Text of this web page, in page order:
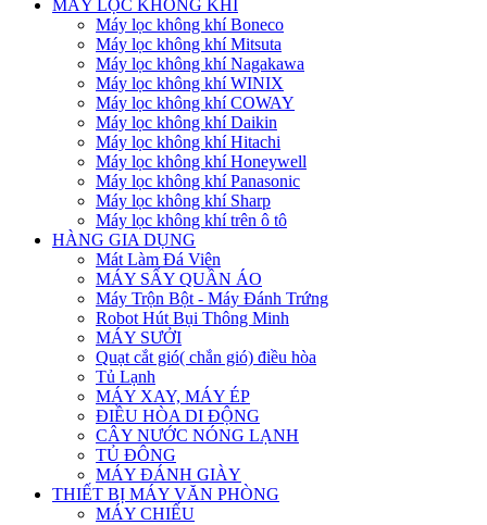
MÁY LỌC KHÔNG KHÍ
Máy lọc không khí Boneco
Máy lọc không khí Mitsuta
Máy lọc không khí Nagakawa
Máy lọc không khí WINIX
Máy lọc không khí COWAY
Máy lọc không khí Daikin
Máy lọc không khí Hitachi
Máy lọc không khí Honeywell
Máy lọc không khí Panasonic
Máy lọc không khí Sharp
Máy lọc không khí trên ô tô
HÀNG GIA DỤNG
Mát Làm Đá Viên
MÁY SẤY QUẦN ÁO
Máy Trộn Bột - Máy Đánh Trứng
Robot Hút Bụi Thông Minh
MÁY SƯỞI
Quạt cắt gió( chắn gió) điều hòa
Tủ Lạnh
MÁY XAY, MÁY ÉP
ĐIỀU HÒA DI ĐỘNG
CÂY NƯỚC NÓNG LẠNH
TỦ ĐÔNG
MÁY ĐÁNH GIÀY
THIẾT BỊ MÁY VĂN PHÒNG
MÁY CHIẾU